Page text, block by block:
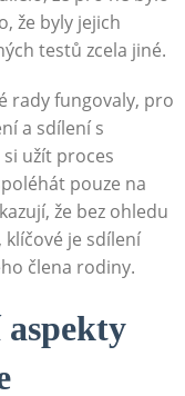
že byly jejich
testů zcela jiné.
rady fungovaly, pro
a sdílení s
užít proces
pouze na
že bez ohledu
je sdílení
člena rodiny.